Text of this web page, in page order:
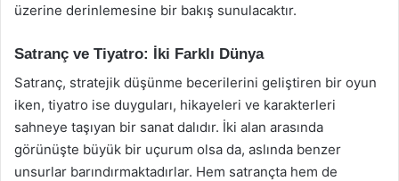
üzerine derinlemesine bir bakış sunulacaktır.
Satranç ve Tiyatro: İki Farklı Dünya
Satranç, stratejik düşünme becerilerini geliştiren bir oyun
iken, tiyatro ise duyguları, hikayeleri ve karakterleri
sahneye taşıyan bir sanat dalıdır. İki alan arasında
görünüşte büyük bir uçurum olsa da, aslında benzer
unsurlar barındırmaktadırlar. Hem satrançta hem de